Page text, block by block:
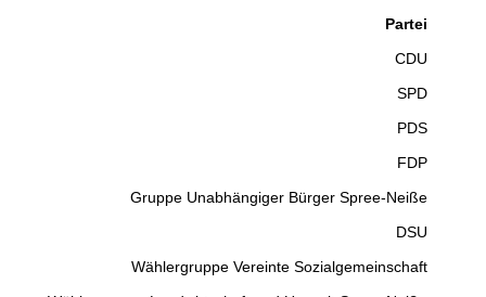
Partei
CDU
SPD
PDS
FDP
Gruppe Unabhängiger Bürger Spree-Neiße
DSU
Wählergruppe Vereinte Sozialgemeinschaft